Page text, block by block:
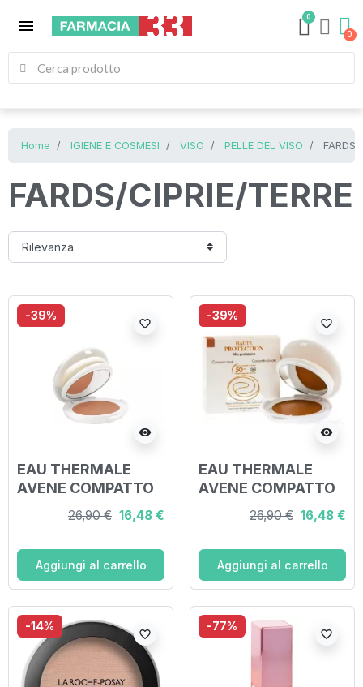
menu 0
Home IGIENE E COSMESI VISO PELLE DEL VISO FARDS/
FARDS/CIPRIE/TERRE
-39%
visibility
favorite_border
EAU THERMALE
AVENE COMPATTO
SPF50 SABBIA 10 G
26,90 € 16,48 €
Aggiungi al carrello
-39%
visibility
favorite_border
EAU THERMALE
AVENE COMPATTO
SPF50 DORATO 10 G
26,90 € 16,48 €
Aggiungi al carrello
-14%
favorite_border
-77%
favorite_border